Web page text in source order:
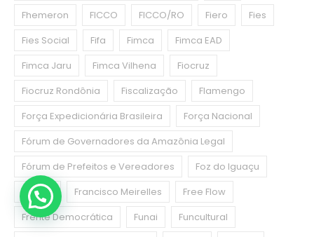
Fhemeron
FICCO FICCO/RO Fiero
Fies
Fies Social
Fifa Fimca
Fimca EAD
Fimca Jaru
Fimca Vilhena
Fiocruz
Fiocruz Rondônia
Fiscalização
Flamengo
Força Expedicionária Brasileira
Força Nacional
Fórum de Governadores da Amazônia Legal
Fórum de Prefeitos e Vereadores
Foz do Iguaçu
França
Francisco Meirelles
Free Flow
Frente Democrática
Funai
Funcultural